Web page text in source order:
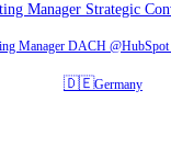
Manager Strategic
Manager DACH
🇩🇪Germany